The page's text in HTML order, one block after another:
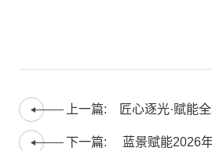
上一篇:
匠心逐光·赋能
蓝景闪耀全场！
下一篇:
蓝景赋能2026